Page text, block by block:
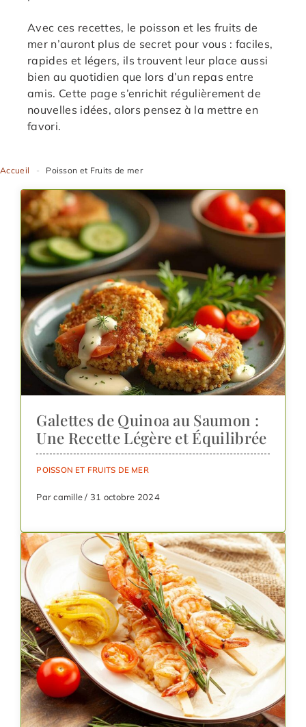
Avec ces recettes, le poisson et les fruits de
mer n’auront plus de secret pour vous : faciles,
rapides et légers, ils trouvent leur place aussi
bien au quotidien que lors d’un repas entre
amis. Cette page s’enrichit régulièrement de
nouvelles idées, alors pensez à la mettre en
favori.
Accueil - Poisson et Fruits de mer
Galettes de Quinoa au Saumon :
Une Recette Légère et Équilibrée
POISSON ET FRUITS DE MER
Par camille / 31 octobre 2024